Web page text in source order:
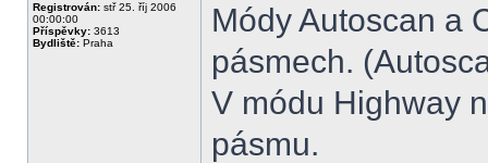
Registrován: stř 25. říj 2006
00:00:00
Příspěvky: 3613
Bydliště: Praha
Módy Autoscan a
pásmech.
V módu Highway
pásmu.